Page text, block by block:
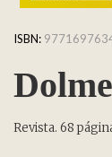
ISBN:
Revista. 68